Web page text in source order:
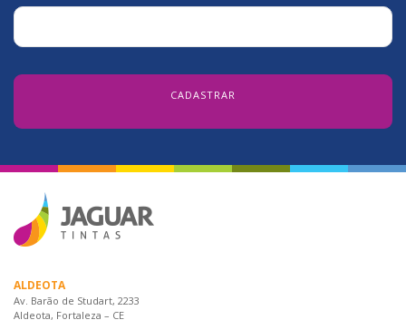
ALDEOTA
Av. Barão de Studart, 2233
Aldeota, Fortaleza – CE